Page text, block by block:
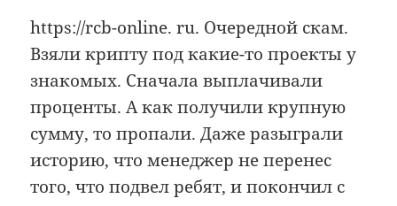
https://rcb-online. ru. Очередной скам.
Взяли крипту под какие-то проекты у
знакомых. Сначала выплачивали
проценты. А как получили крупную
сумму, то пропали. Даже разыграли
историю, что менеджер не перенес
того, что подвел ребят, и покончил с